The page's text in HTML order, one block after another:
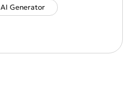
AI Generator